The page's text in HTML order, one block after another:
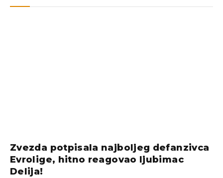
Zvezda potpisala najboljeg defanzivca
Evrolige, hitno reagovao ljubimac
Delija!